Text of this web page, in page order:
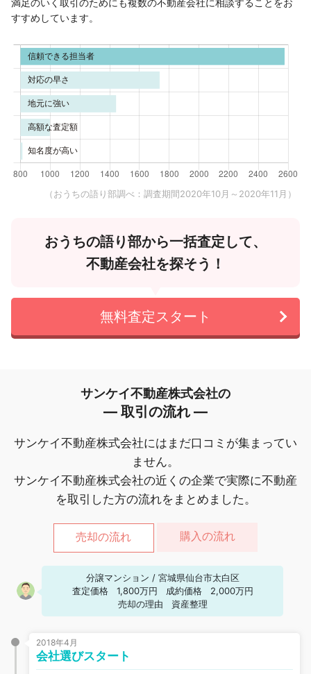
すすめしています。
（おうちの語り部調べ：調査期間2020年10月～2020年11月）
おうちの語り部から一括査定して、
不動産会社を探そう！
無料査定スタート
サンケイ不動産株式会社の
― 取引の流れ ―
サンケイ不動産株式会社にはまだ口コミが集まってい
ません。
サンケイ不動産株式会社の近くの企業で実際に不動産
を取引した方の流れをまとめました。
売却の流れ 購入の流れ
分譲マンション / 宮城県仙台市太白区
査定価格
1,800万円 成約価格
2,000万円
売却の理由
資産整理
2018年4月
会社選びスタート